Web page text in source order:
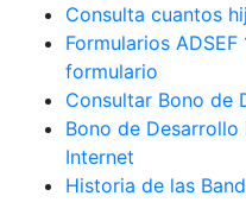
Consulta cuantos
Formularios
formulario
Consultar Bono de
Bono de
Internet
Historia de las